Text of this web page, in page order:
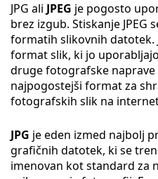
JPG ali JPEG je pogosto
brez izgub. Stiskanje JPEG
formatih slikovnih datotek.
format slik, ki jo
druge fotografske naprave
najpogostejši format za
fotografskih slik na
JPG je eden izmed najbolj
grafičnih datotek, ki se
imenovan kot standard za